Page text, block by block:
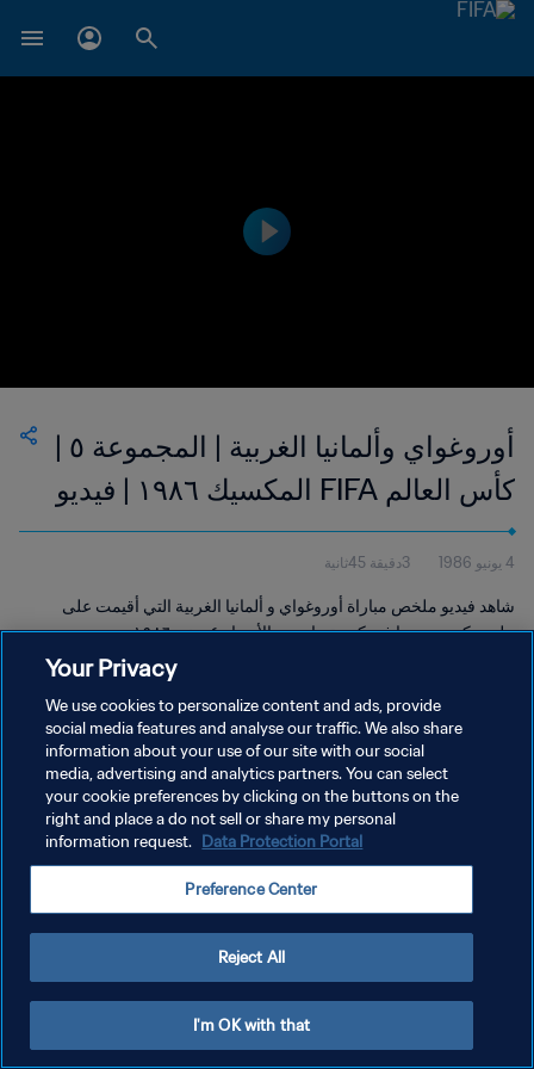
أوروغواي وألمانيا الغربية | المجموعة ٥ |
كأس العالم FIFA المكسيك ١٩٨٦ | فيديو
ملخص
4 يونيو 1986 3دقيقة 45ثانية
شاهد فيديو ملخص مباراة أوروغواي و ألمانيا الغربية التي أقيمت على
ملعب كوريجيدورا في كويرتيراو يوم الأربعاء ٤ يونيو ١٩٨٦.
سياسة الخصوصية
إدارة تفضيلات ملفات تعريف الارتباط
Your Privacy
We use cookies to personalize content and ads, provide
social media features and analyse our traffic. We also share
information about your use of our site with our social
media, advertising and analytics partners. You can select
your cookie preferences by clicking on the buttons on the
right and place a do not sell or share my personal
information request. Data Protection Portal
Preference Center
Reject All
I'm OK with that